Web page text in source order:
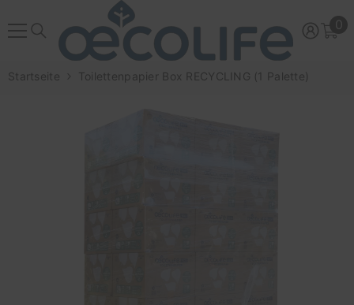
00
Startseite Toilettenpapier Box RECYCLING (1 Palette)